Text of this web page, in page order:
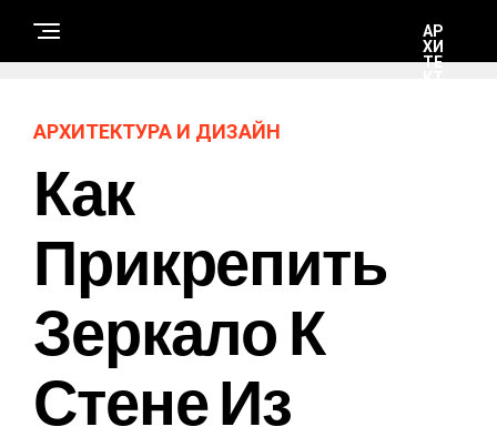
АР
ХИ
ТЕ
АРХИТЕКТУРА И ДИЗАЙН
Как
Прикрепить
Зеркало К
Стене Из